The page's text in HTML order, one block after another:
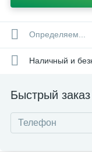
Определяем...
Наличный и
Быстрый заказ